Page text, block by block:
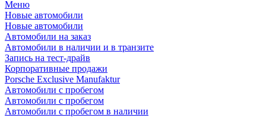
Меню
Новые автомобили
Новые автомобили
Автомобили на заказ
Автомобили в наличии и в транзите
Запись на тест-драйв
Корпоративные продажи
Porsche Exclusive Manufaktur
Автомобили с пробегом
Автомобили с пробегом
Автомобили с пробегом в наличии